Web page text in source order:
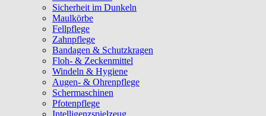
Sicherheit im Dunkeln
Maulkörbe
Fellpflege
Zahnpflege
Bandagen & Schutzkragen
Floh- & Zeckenmittel
Windeln & Hygiene
Augen- & Ohrenpflege
Schermaschinen
Pfotenpflege
Intelligenzspielzeug